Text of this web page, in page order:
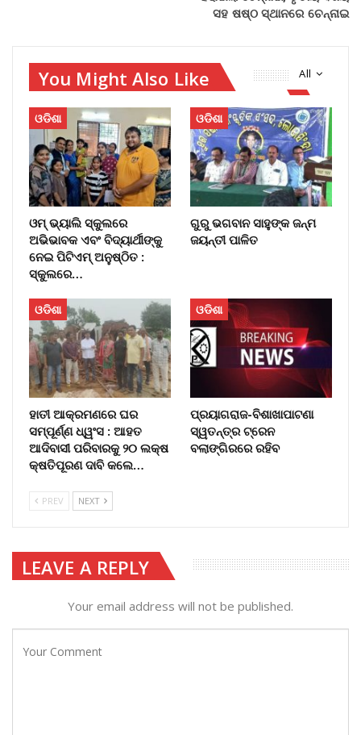
ସହ ଷଷ୍ଠ ସ୍ଥାନରେ ଚେନ୍ନାଇ
All
You Might Also Like
ଓଡିଶା
ଓମ୍‌ ଭ୍ୟାଲି ସ୍କୁଲରେ
ଅଭିଭାବକ ଏବଂ ବିଦ୍ୟାର୍ଥୀଙ୍କୁ
ନେଇ ପିଟିଏମ୍‌ ଅନୁଷ୍ଠିତ :
ସ୍କୁଲରେ…
ଓଡିଶା
ଗୁରୁ ଭଗବାନ ସାହୁଙ୍କ ଜନ୍ମ
ଜୟନ୍ତୀ ପାଳିତ
ଓଡିଶା
ହାତୀ ଆକ୍ରମଣରେ ଘର
ସମ୍ପୂର୍ଣ୍ଣ ଧ୍ୱଂସ : ଆହତ
ଆଦିବାସୀ ପରିବାରକୁ ୨୦ ଲକ୍ଷ
କ୍ଷତିପୂରଣ ଦାବି କଲେ…
ଓଡିଶା
ପ୍ରୟାଗରାଜ-ବିଶାଖାପାଟଣା
ସ୍ୱତନ୍ତ୍ର ଟ୍ରେନ
ବଲାଙ୍ଗିରରେ ରହିବ
PREV NEXT
LEAVE A REPLY
Your email address will not be published.